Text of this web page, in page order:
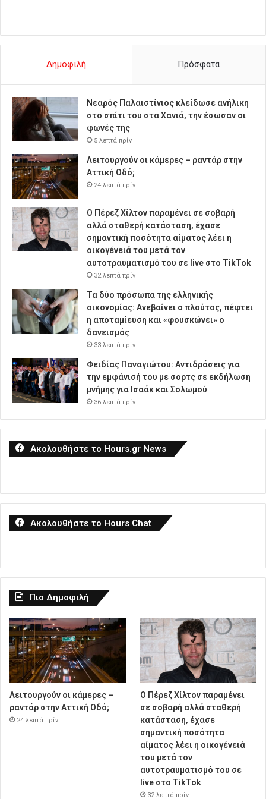
Δημοφιλή Πρόσφατα
Νεαρός Παλαιστίνιος κλείδωσε ανήλικη
στο σπίτι του στα Χανιά, την έσωσαν οι
φωνές της
5 λεπτά πρίν
Λειτουργούν οι κάμερες – ραντάρ στην
Αττική Οδό;
24 λεπτά πρίν
Ο Πέρεζ Χίλτον παραμένει σε σοβαρή
αλλά σταθερή κατάσταση, έχασε
σημαντική ποσότητα αίματος λέει η
οικογένειά του μετά τον
αυτοτραυματισμό του σε live στο TikTok
32 λεπτά πρίν
Τα δύο πρόσωπα της ελληνικής
οικονομίας: Aνεβαίνει ο πλούτος, πέφτει
η αποταμίευση και «φουσκώνει» ο
δανεισμός
33 λεπτά πρίν
Φειδίας Παναγιώτου: Αντιδράσεις για
την εμφάνισή του με σορτς σε εκδήλωση
μνήμης για Ισαάκ και Σολωμού
36 λεπτά πρίν
Ακολουθήστε το Hours.gr News
Ακολουθήστε το Hours Chat
Πιο Δημοφιλή
Λειτουργούν οι κάμερες –
ραντάρ στην Αττική Οδό;
24 λεπτά πρίν
Ο Πέρεζ Χίλτον παραμένει
σε σοβαρή αλλά σταθερή
κατάσταση, έχασε
σημαντική ποσότητα
αίματος λέει η οικογένειά
του μετά τον
αυτοτραυματισμό του σε
live στο TikTok
32 λεπτά πρίν